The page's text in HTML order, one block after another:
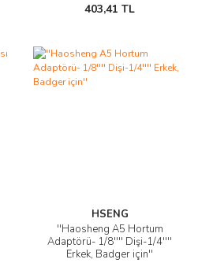
403,41 TL
HSENG
''Haosheng A5 Hortum
Adaptörü- 1/8'''' Dişi-1/4''''
Erkek, Badger için''